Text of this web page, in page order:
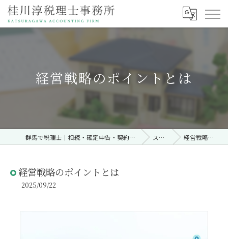
経営戦略のポイントとは
群馬で税理士｜相続・確定申告・契約時・無料相談なら「桂川淳税理士事務所」 ストーリー 経営戦略のポイントとは
経営戦略のポイントとは
2025/09/22